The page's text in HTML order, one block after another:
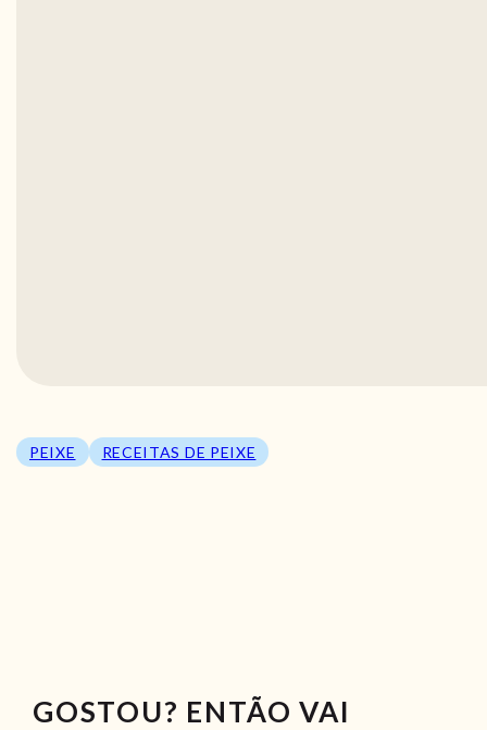
PEIXE RECEITAS DE PEIXE
GOSTOU? ENTÃO VAI